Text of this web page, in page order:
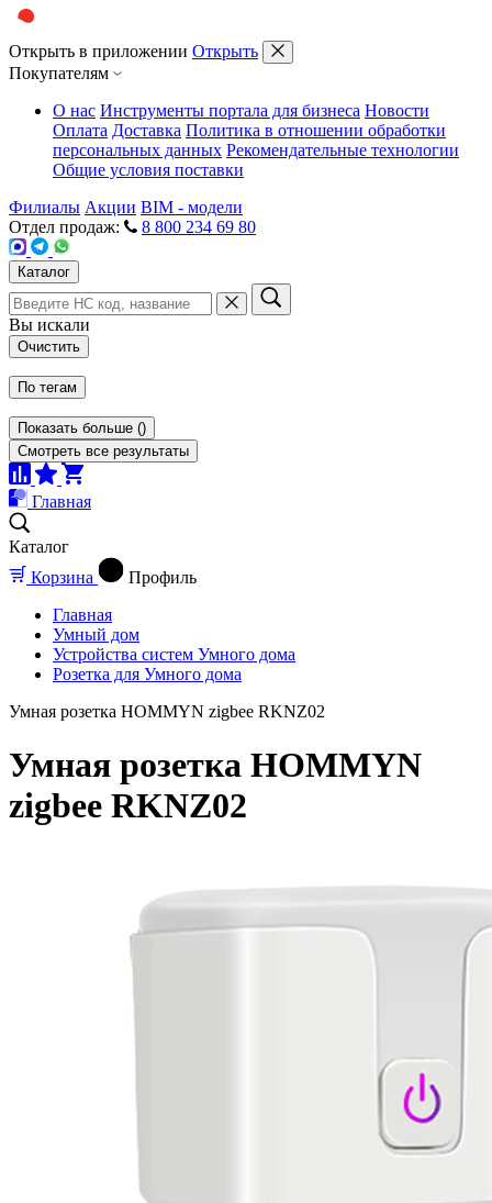
Открыть в приложении Открыть
Покупателям
О нас Инструменты портала для бизнеса Новости
Оплата Доставка Политика в отношении обработки
персональных данных Рекомендательные технологии
Общие условия поставки
Филиалы Акции BIM - модели
Отдел продаж:
8 800 234 69 80
Каталог
Вы искали
Очистить
По тегам
Показать больше ()
Смотреть все результаты
Главная
Каталог
Корзина
Профиль
Главная
Умный дом
Устройства систем Умного дома
Розетка для Умного дома
Умная розетка HOMMYN zigbee RKNZ02
Умная розетка HOMMYN
zigbee RKNZ02